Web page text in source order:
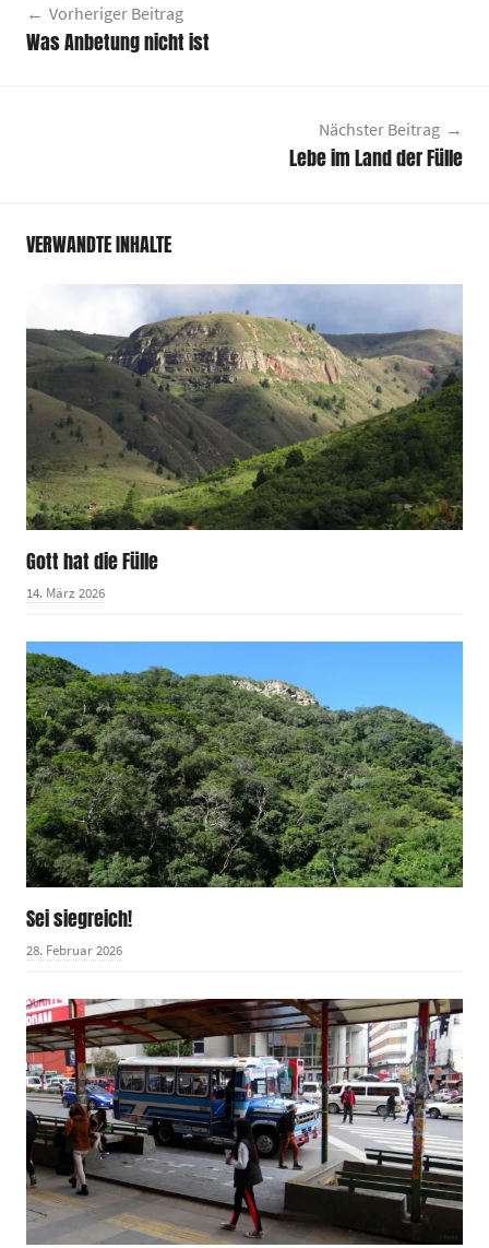
Vorheriger Beitrag
Was Anbetung nicht ist
Nächster Beitrag
Lebe im Land der Fülle
VERWANDTE INHALTE
Gott hat die Fülle
14. März 2026
Sei siegreich!
28. Februar 2026